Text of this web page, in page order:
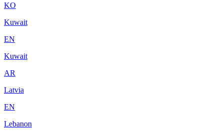
KO
Kuwait
EN
Kuwait
AR
Latvia
EN
Lebanon